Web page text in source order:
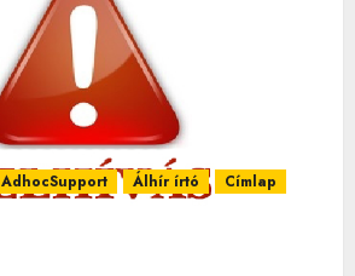
AdhocSupport Álhír írtó
Címlap